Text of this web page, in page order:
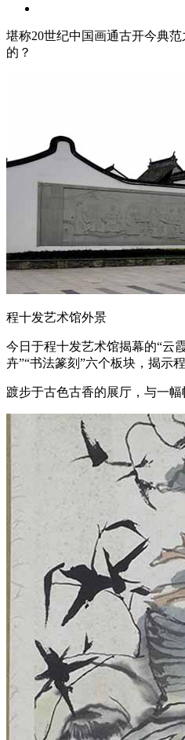
堪称20世纪中国画通古开今典
的？
程十发艺术馆外景
今日于程十发艺术馆揭幕的“云
卉”“书法篆刻”六个板块，揭示
踱步于古色古香的展厅，与一